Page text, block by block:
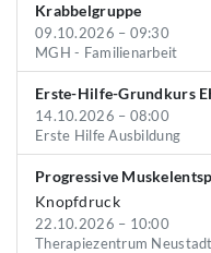
Krabbelgruppe
09.10.2026 – 09:30
MGH - Familienarbeit
Erste-Hilfe-Grundkurs
14.10.2026 – 08:00
Erste Hilfe Ausbildung
Progressive
Knopfdruck
22.10.2026 – 10:00
Therapiezentrum Neustadt